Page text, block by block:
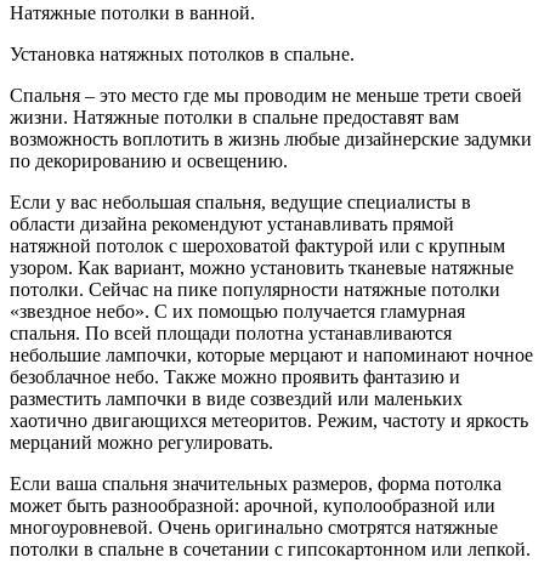
Натяжные потолки в ванной.
Установка натяжных потолков в спальне.
Спальня – это место где мы проводим не меньше трети своей
жизни. Натяжные потолки в спальне предоставят вам
возможность воплотить в жизнь любые дизайнерские задумки
по декорированию и освещению.
Если у вас небольшая спальня, ведущие специалисты в
области дизайна рекомендуют устанавливать прямой
натяжной потолок с шероховатой фактурой или с крупным
узором. Как вариант, можно установить тканевые натяжные
потолки. Сейчас на пике популярности натяжные потолки
«звездное небо». С их помощью получается гламурная
спальня. По всей площади полотна устанавливаются
небольшие лампочки, которые мерцают и напоминают ночное
безоблачное небо. Также можно проявить фантазию и
разместить лампочки в виде созвездий или маленьких
хаотично двигающихся метеоритов. Режим, частоту и яркость
мерцаний можно регулировать.
Если ваша спальня значительных размеров, форма потолка
может быть разнообразной: арочной, куполообразной или
многоуровневой. Очень оригинально смотрятся натяжные
потолки в спальне в сочетании с гипсокартонном или лепкой.